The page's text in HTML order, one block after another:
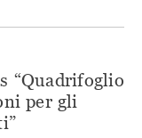
“Quadrifoglio
per gli